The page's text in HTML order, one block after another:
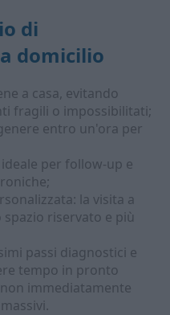
di
domicilio
a casa, evitando
fragili o impossibilitati;
entro un'ora per
per follow-up e
la visita a
riservato e più
passi diagnostici e
tempo in pronto
immediatamente